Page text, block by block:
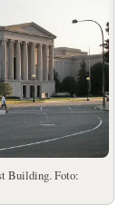
Building. Foto: